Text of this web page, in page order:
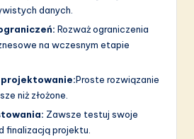
danych.
Rozważ ograniczenia
na wczesnym etapie
projektowanie:Proste rozwiązanie
niż złożone.
Zawsze testuj swoje
finalizacją projektu.